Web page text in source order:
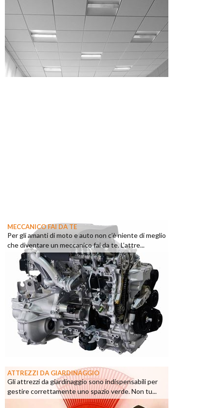
MECCANICO FAI DA TE
Per gli amanti di moto e auto non c’è niente di meglio
che diventare un meccanico fai da te. L’attre...
ATTREZZI DA GIARDINAGGIO
Gli attrezzi da giardinaggio sono indispensabili per
gestire correttamente uno spazio verde. Non tu...